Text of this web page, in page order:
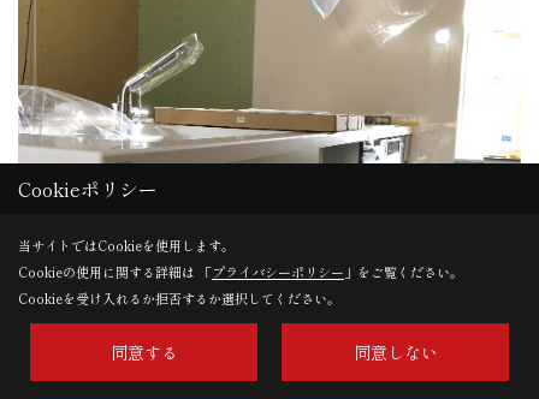
Cookieポリシー
当サイトではCookieを使用します。
Cookieの使用に関する詳細は 「プライバシーポリシー 」をご覧ください。
Cookieを受け入れるか拒否するか選択してください。
同意する 同意しない